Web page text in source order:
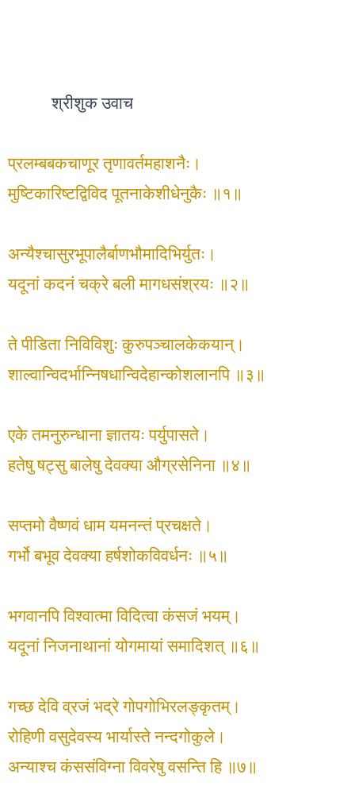
श्रीशुक उवाच
प्रलम्बबकचाणूर तृणावर्तमहाशनैः।
मुष्टिकारिष्टद्विविद पूतनाकेशीधेनुकैः ॥१॥
अन्यैश्चासुरभूपालैर्बाणभौमादिभिर्युतः।
यदूनां कदनं चक्रे बली मागधसंश्रयः ॥२॥
ते पीडिता निविविशुः कुरुपञ्चालकेकयान्।
शाल्वान्विदर्भान्निषधान्विदेहान्कोशलानपि ॥३॥
एके तमनुरुन्धाना ज्ञातयः पर्युपासते।
हतेषु षट्सु बालेषु देवक्या औग्रसेनिना ॥४॥
सप्तमो वैष्णवं धाम यमनन्तं प्रचक्षते।
गर्भो बभूव देवक्या हर्षशोकविवर्धनः ॥५॥
भगवानपि विश्वात्मा विदित्वा कंसजं भयम्।
यदूनां निजनाथानां योगमायां समादिशत् ॥६॥
गच्छ देवि व्रजं भद्रे गोपगोभिरलङ्कृतम्।
रोहिणी वसुदेवस्य भार्यास्ते नन्दगोकुले।
अन्याश्च कंससंविग्ना विवरेषु वसन्ति हि ॥७॥